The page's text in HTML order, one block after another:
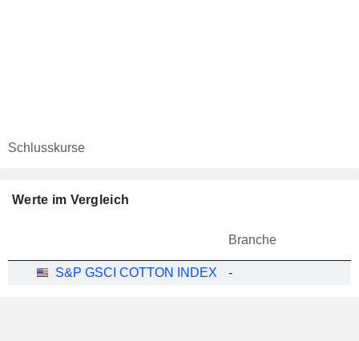
Schlusskurse
Werte im Vergleich
Branche
S&P GSCI COTTON INDEX -